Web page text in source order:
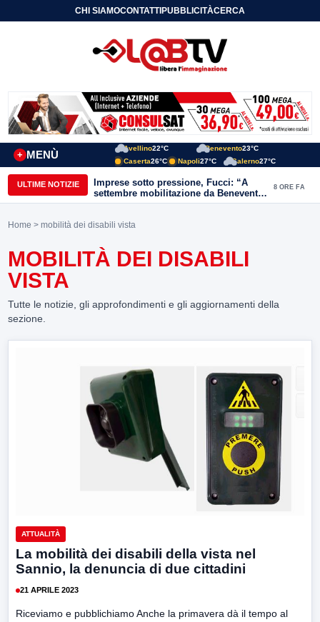
CHI SIAMOCONTATTIPUBBLICITÀCERCA
MENÙ
+
Avellino22°C Benevento23°C
Caserta26°C Napoli27°C Salerno27°C
ULTIME NOTIZIE
Imprese sotto pressione, Fucci: “A
settembre mobilitazione da Benevento
e Avellino”
8 ORE FA
Home > mobilità dei disabili vista
MOBILITÀ DEI DISABILI
VISTA
Tutte le notizie, gli approfondimenti e gli aggiornamenti della
sezione.
ATTUALITÀ
La mobilità dei disabili della vista nel
Sannio, la denuncia di due cittadini
21 APRILE 2023
Riceviamo e pubblichiamo Anche la primavera dà il tempo al